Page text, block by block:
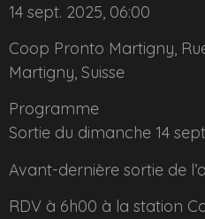
14 sept. 2025, 06:00
Coop Pronto Martigny,
Martigny, Suisse
Programme
Sortie du dimanche 14
Avant-dernière sortie de
RDV à 6h00 à la station